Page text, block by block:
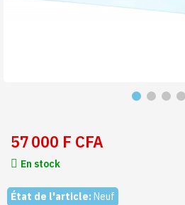
57 000 F CFA
En stock
État de l'article: Neuf